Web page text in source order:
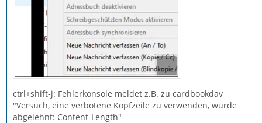
ctrl+shift-j: Fehlerkonsole meldet z.B. zu cardbookdav
"Versuch, eine verbotene Kopfzeile zu verwenden, wurde
abgelehnt: Content-Length"